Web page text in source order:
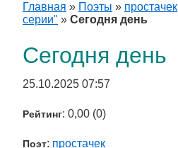
Главная » Поэты » простачек
серии" » Сегодня день
Сегодня день
25.10.2025 07:57
Рейтинг: 0,00 (0)
Поэт: простачек